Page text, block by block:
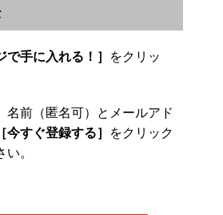
で手に入れる！］
をクリッ
名前（匿名可）とメールアド
［今すぐ登録する］
をクリック
。